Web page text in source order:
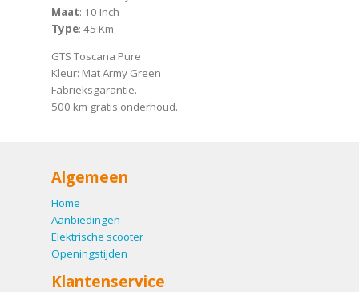
Maat: 10 Inch
Type: 45 Km
GTS Toscana Pure
Kleur: Mat Army Green
Fabrieksgarantie.
500 km gratis onderhoud.
Algemeen
Home
Aanbiedingen
Elektrische scooter
Openingstijden
Klantenservice